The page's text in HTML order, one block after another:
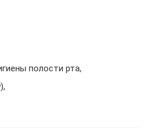
полости рта,